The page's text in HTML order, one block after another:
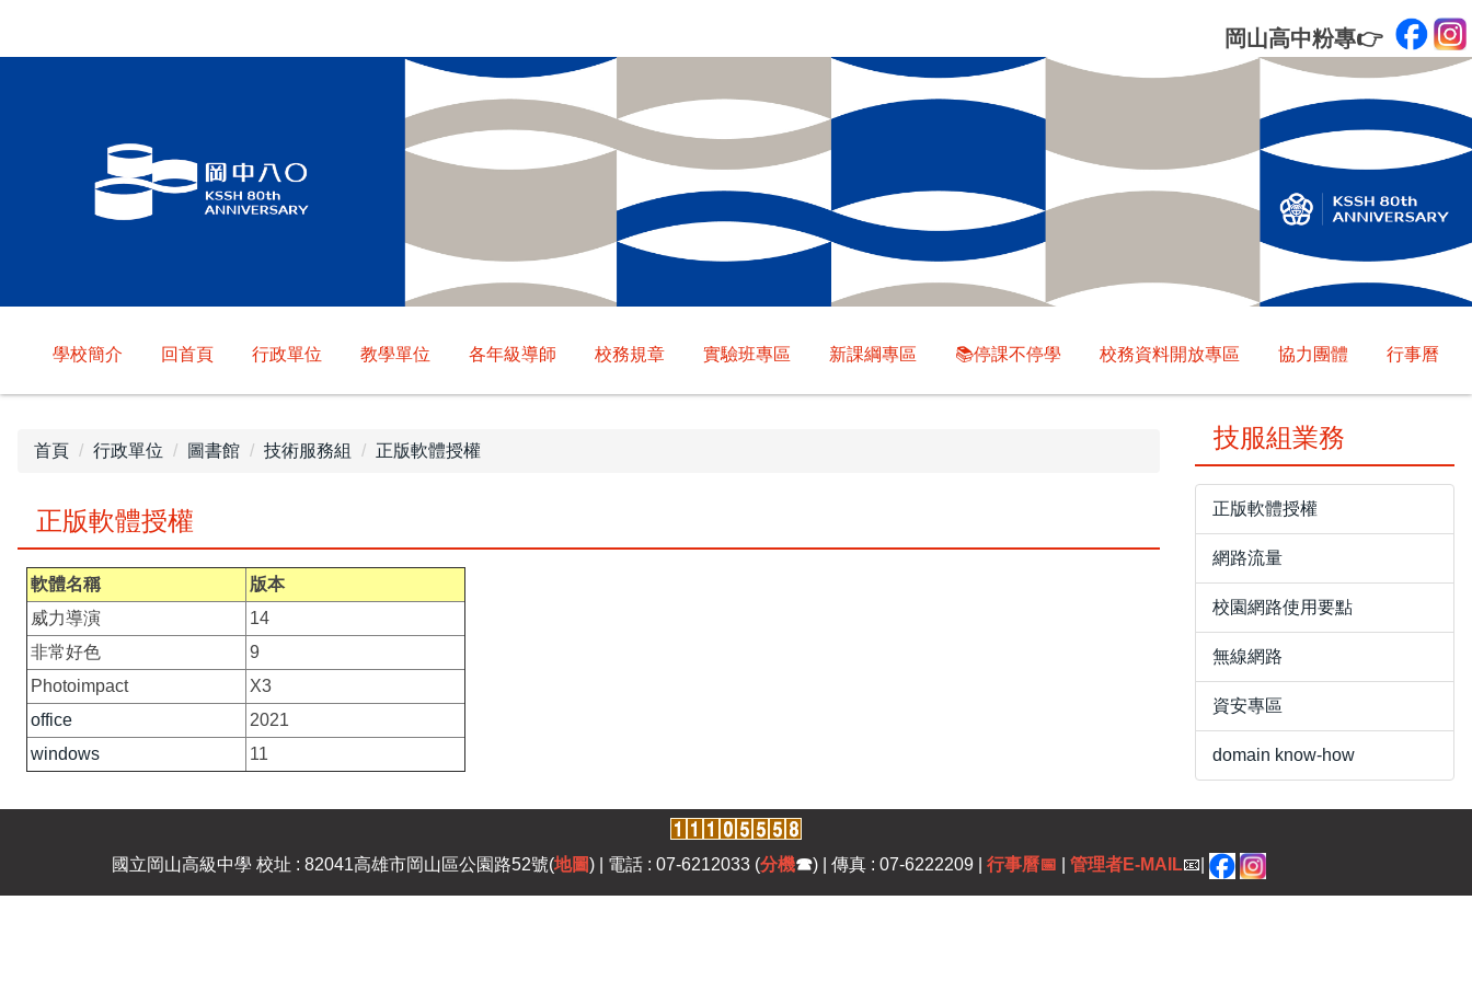
岡山高中粉專👉
學校簡介 回首頁 行政單位 教學單位 各年級導師 校務規章 實驗班專區 新課綱專區 📚停課不停學 校務資料開放專區 協力團體 行事曆
首頁 行政單位 圖書館 技術服務組 正版軟體授權
正版軟體授權
軟體名稱
版本
威力導演
14
非常好色
9
Photoimpact
X3
office
2021
windows
11
技服組業務
正版軟體授權
網路流量
校園網路使用要點
無線網路
資安專區
domain know-how
國立岡山高級中學 校址 : 82041高雄市岡山區公園路52號(地圖) | 電話 : 07-6212033 (分機☎) | 傳真 : 07-6222209 | 行事曆📅 管理者E-MAIL📧|